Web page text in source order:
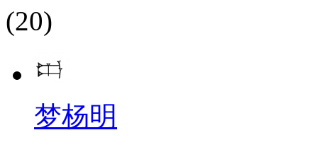
(20)
梦杨明